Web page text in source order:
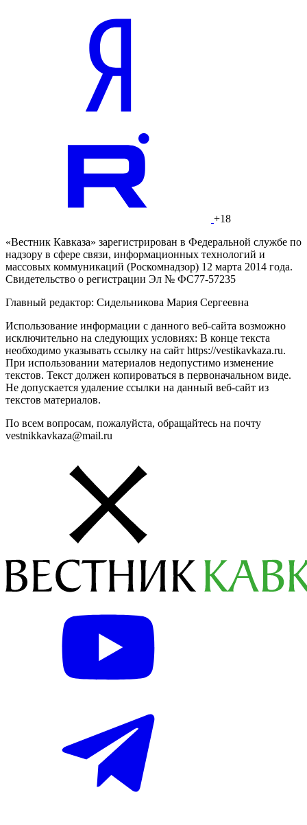
+18
«Вестник Кавказа» зарегистрирован в Федеральной службе по
надзору в сфере связи, информационных технологий и
массовых коммуникаций (Роскомнадзор) 12 марта 2014 года.
Свидетельство о регистрации Эл № ФС77-57235
Главный редактор: Сидельникова Мария Сергеевна
Использование информации с данного веб-сайта возможно
исключительно на следующих условиях: В конце текста
необходимо указывать ссылку на сайт https://vestikavkaza.ru.
При использовании материалов недопустимо изменение
текстов. Текст должен копироваться в первоначальном виде.
Не допускается удаление ссылки на данный веб-сайт из
текстов материалов.
По всем вопросам, пожалуйста, обращайтесь на почту
vestnikkavkaza@mail.ru